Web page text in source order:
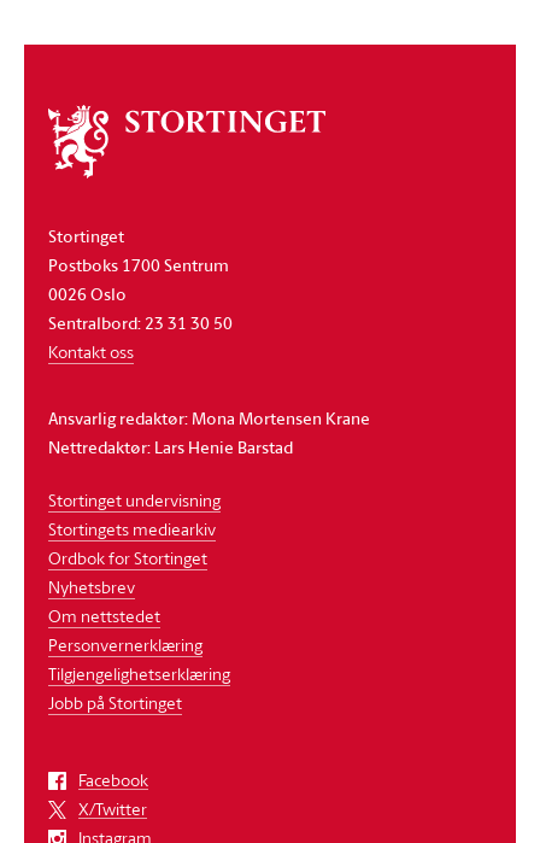
Om
stortinget
Stortinget
Postboks 1700 Sentrum
0026 Oslo
Sentralbord: 23 31 30 50
Kontakt oss
Ansvarlig redaktør: Mona Mortensen Krane
Nettredaktør: Lars Henie Barstad
Stortinget undervisning
Stortingets mediearkiv
Ordbok for Stortinget
Nyhetsbrev
Om nettstedet
Personvernerklæring
Tilgjengelighetserklæring
Jobb på Stortinget
Facebook
X/Twitter
Instagram